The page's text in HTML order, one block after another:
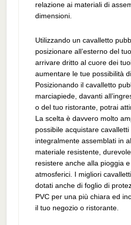
relazione ai materiali di
dimensioni.
Utilizzando un cavalletto
posizionare all’esterno del
arrivare dritto al cuore dei
aumentare le tue possibilità
Posizionando il cavalletto
marciapiede, davanti
o del tuo ristorante, potrai
La scelta è davvero molto
possibile acquistare
integralmente assemblati in
materiale resistente,
resistere anche alla pioggia
atmosferici. I migliori
dotati anche di foglio di
PVC per una più chiara ed
il tuo negozio o ristorante.